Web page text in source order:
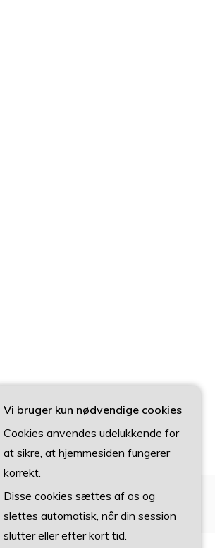
Vi bruger kun nødvendige cookies
Cookies anvendes udelukkende for
at sikre, at hjemmesiden fungerer
korrekt.
Disse cookies sættes af os og
slettes automatisk, når din session
slutter eller efter kort tid.